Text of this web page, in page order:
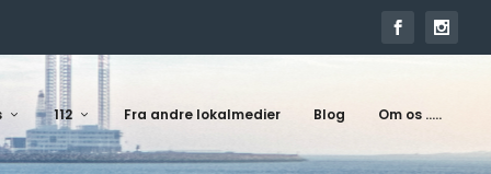
112 Fra andre lokalmedier Blog Om os …..